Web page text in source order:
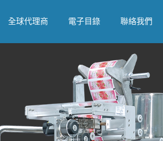
全球代理商 電子目錄 聯絡我們